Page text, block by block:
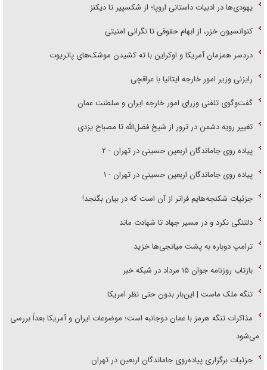
یهودی‌ها در ادبیات داستانی اروپا؛ از شکسپیر تا دیکنز
کنوانسیون خزر، از ابهام حقوقی تا نگرانی امنیتی
دردسر همزمان آمریکا و اوکراین با ته کشیدن موشک‌های پاتریوت
رایزنی وزیر امور خارجه ایتالیا با عراقچی
گفت‌وگوی تلفنی وزرای امور خارجه ایران و سلطنت عمان
تغییر رویه دشمن در ترور از شیخ فضل‌الله تا مصباح یزدی
پیاده روی جاماندگان اربعین حسینی در تهران - ۲
پیاده روی جاماندگان اربعین حسینی در تهران - ۱
جزئیات شکنجه‌هایم فراتر از آن است که در بیان بگنجد!
دلتنگی نکرد و در مسیر جهاد تا شهادت ماند
ترامپ دوباره به پشت میانجی‌ها خزید
بازتاب روزنامه جوان ۱۵ مرداد در شبکه خبر
تنگه ملک ماست | این‌بار بدون حتی نظر امریکا
مذاکرات تنگه هرمز با عمان دوجانبه است؛ موضوعات ایران و آمریکا بعداً بررسی
می‌شود
جزئیات برگزاری پیاده‌روی جاماندگان اربعین در تهران